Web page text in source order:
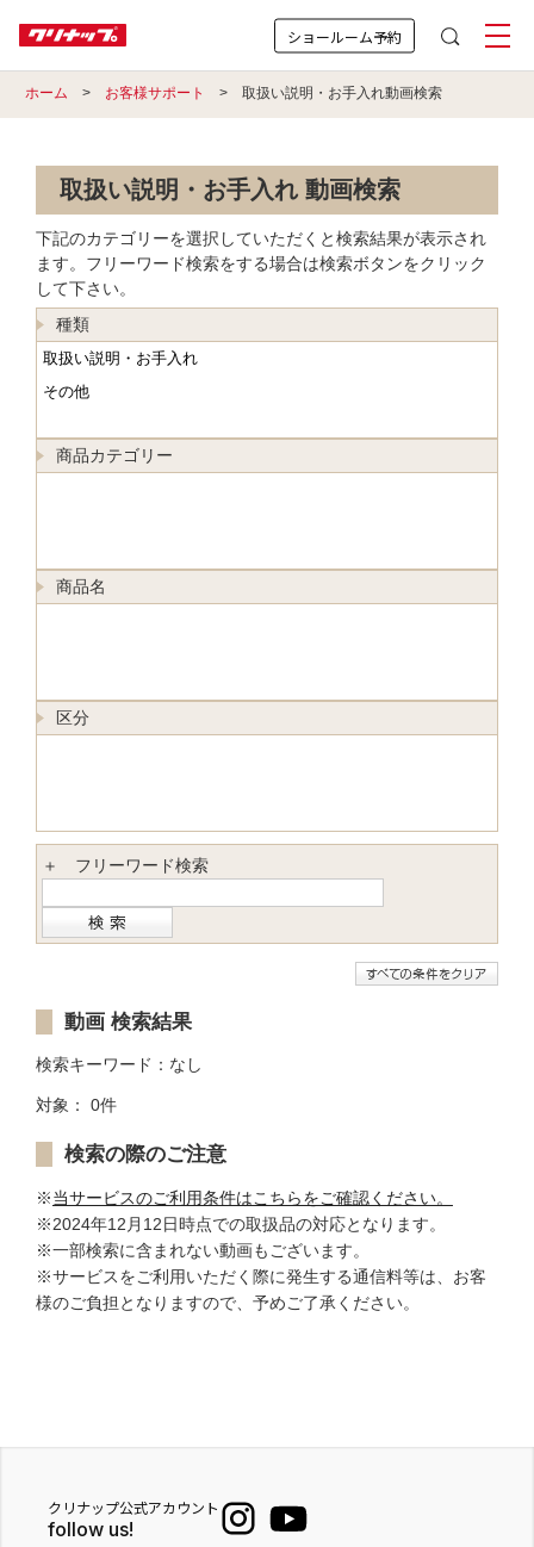
ショールーム予約
ホーム > お客様サポート > 取扱い説明・お手入れ動画検索
取扱い説明・お手入れ 動画検索
下記のカテゴリーを選択していただくと検索結果が表示され
ます。フリーワード検索をする場合は検索ボタンをクリック
して下さい。
種類
商品カテゴリー
商品名
区分
＋ フリーワード検索
動画 検索結果
検索キーワード：なし
対象： 0件
検索の際のご注意
※当サービスのご利用条件はこちらをご確認ください。
※2024年12月12日時点での取扱品の対応となります。
※一部検索に含まれない動画もございます。
※サービスをご利用いただく際に発生する通信料等は、お客
様のご負担となりますので、予めご了承ください。
クリナップ公式アカウント
follow us!